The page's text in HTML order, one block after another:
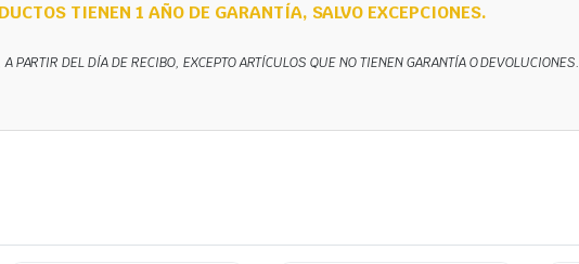
TIENEN 1 AÑO DE GARANTÍA, SALVO EXCEPCIONES.
PARTIR DEL DÍA DE RECIBO, EXCEPTO ARTÍCULOS QUE NO TIENEN GARANTÍA O DEVOLUCIONES.